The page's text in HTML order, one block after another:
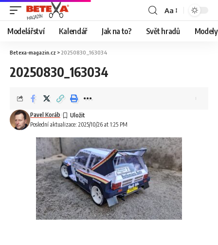
Aa
Modelářství Kalendář Jak na to? Svět hradů
Betexa-magazin.cz > 20250830_163034
20250830_163034
Poslední aktualizace: 2025/10/26 at 1:25 PM
Pavel Koráb